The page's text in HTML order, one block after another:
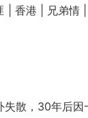
| 兄弟情 |
散，30年后因